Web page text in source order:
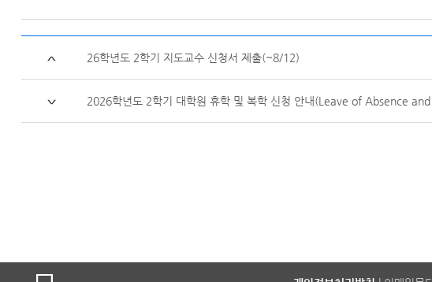
26학년도 2학기 지도교수 신청서 제출(~8/12)
2026학년도 2학기 대학원 휴학 및 복학 신청 안내(Leave of Absence